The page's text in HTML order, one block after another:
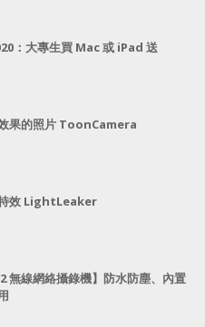
：大專生買 Mac 或 iPad 送
果的照片 ToonCamera
效 LightLeaker
無線網絡攝錄機】防水防塵、內置